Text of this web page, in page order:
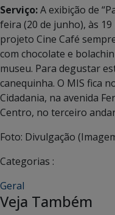
Serviço:A exibição de
feira (20 de junho), às
projeto Cine Café
com chocolate e
museu. Para degustar
canequinha. O MIS fica
Cidadania, na avenida
Centro, no terceiro
Foto: Divulgação
Categorias :
Geral
Veja Também